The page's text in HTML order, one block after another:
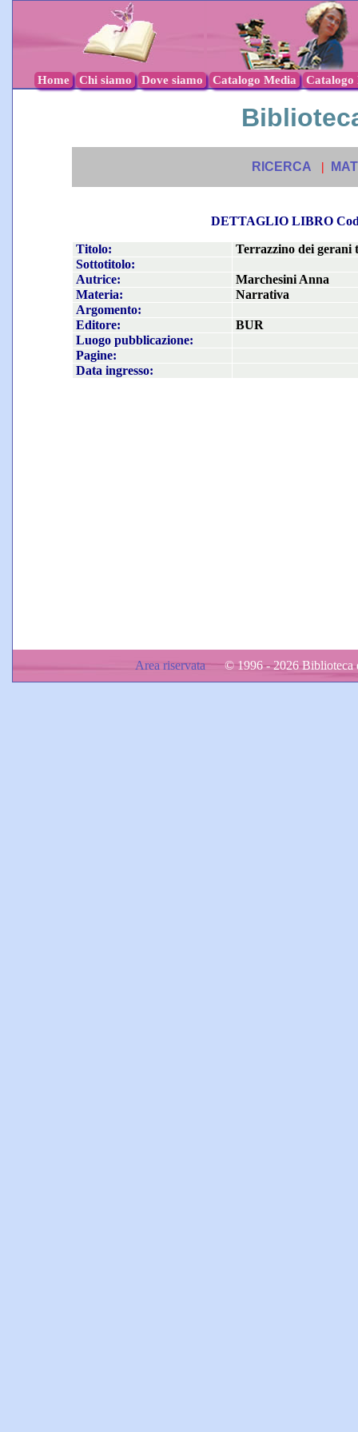
Home Chi siamo Dove siamo Catalogo Media Catalogo
RICERCA |
DETTAGLIO LIBRO
Titolo:
Terrazzino dei gerani
Sottotitolo:
Autrice:
Marchesini Anna
Materia:
Narrativa
Argomento:
Editore:
BUR
Luogo pubblicazione:
Pagine:
Data ingresso:
Area riservata© 1996 - 2026 Biblioteca